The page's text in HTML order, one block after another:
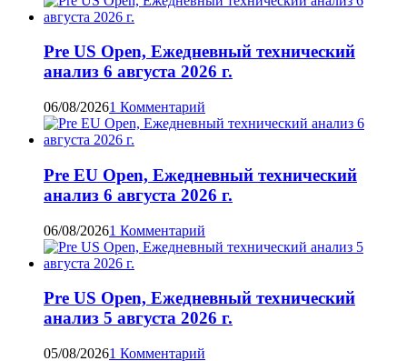
Pre US Open, Ежедневный технический
анализ 6 августа 2026 г.
06/08/20261 Комментарий
Pre EU Open, Ежедневный технический
анализ 6 августа 2026 г.
06/08/20261 Комментарий
Pre US Open, Ежедневный технический
анализ 5 августа 2026 г.
05/08/20261 Комментарий